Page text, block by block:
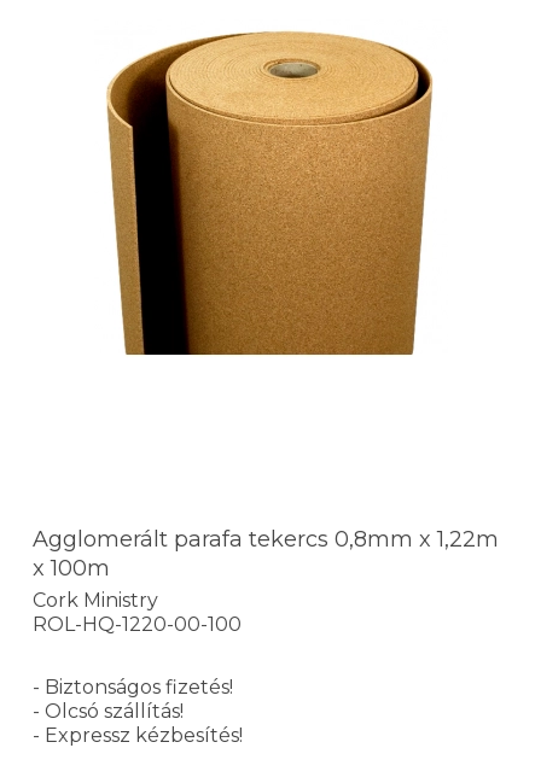
Agglomerált parafa tekercs 0,8mm x 1,22m
x 100m
Cork Ministry
ROL-HQ-1220-00-100
- Biztonságos fizetés!
- Olcsó szállítás!
- Expressz kézbesítés!